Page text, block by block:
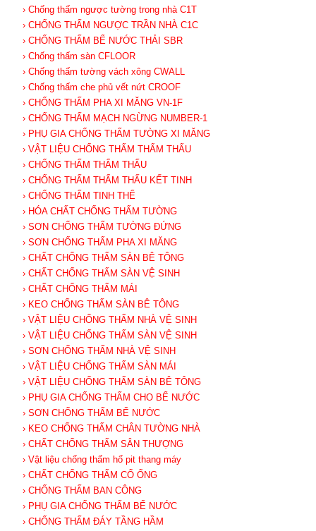
› Chống thấm ngược tường trong nhà C1T
› CHỐNG THẤM NGƯỢC TRẦN NHÀ C1C
› CHỐNG THẤM BỂ NƯỚC THẢI SBR
› Chống thấm sàn CFLOOR
› Chống thấm tường vách xông CWALL
› Chống thấm che phủ vết nứt CROOF
› CHỐNG THẤM PHA XI MĂNG VN-1F
› CHỐNG THẤM MẠCH NGỪNG NUMBER-1
› PHỤ GIA CHỐNG THẤM TƯỜNG XI MĂNG
› VẬT LIỆU CHỐNG THẤM THẨM THẤU
› CHỐNG THẤM THẨM THẤU
› CHỐNG THẤM THẨM THẤU KẾT TINH
› CHỐNG THẤM TINH THỂ
› HÓA CHẤT CHỐNG THẤM TƯỜNG
› SƠN CHỐNG THẤM TƯỜNG ĐỨNG
› SƠN CHỐNG THẤM PHA XI MĂNG
› CHẤT CHỐNG THẤM SÀN BÊ TÔNG
› CHẤT CHỐNG THẤM SÀN VỆ SINH
› CHẤT CHỐNG THẤM MÁI
› KEO CHỐNG THẤM SÀN BÊ TÔNG
› VẬT LIỆU CHỐNG THẤM NHÀ VỆ SINH
› VẬT LIỆU CHỐNG THẤM SÀN VỆ SINH
› SƠN CHỐNG THẤM NHÀ VỆ SINH
› VẬT LIỆU CHỐNG THẤM SÀN MÁI
› VẬT LIỆU CHỐNG THẤM SÀN BÊ TÔNG
› PHỤ GIA CHỐNG THẤM CHO BỂ NƯỚC
› SƠN CHỐNG THẤM BỂ NƯỚC
› KEO CHỐNG THẤM CHÂN TƯỜNG NHÀ
› CHẤT CHỐNG THẤM SÂN THƯỢNG
› Vật liệu chống thấm hố pit thang máy
› CHẤT CHỐNG THẤM CỔ ỐNG
› CHỐNG THẤM BAN CÔNG
› PHỤ GIA CHỐNG THẤM BỂ NƯỚC
› CHỐNG THẤM ĐÁY TẦNG HẦM